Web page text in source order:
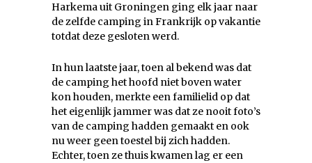
Harkema uit Groningen ging elk jaar naar
de zelfde camping in Frankrijk op vakantie
totdat deze gesloten werd.
In hun laatste jaar, toen al bekend was dat
de camping het hoofd niet boven water
kon houden, merkte een familielid op dat
het eigenlijk jammer was dat ze nooit foto’s
van de camping hadden gemaakt en ook
nu weer geen toestel bij zich hadden.
Echter, toen ze thuis kwamen lag er een